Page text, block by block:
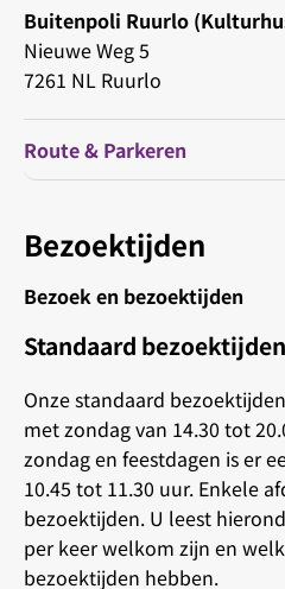
Buitenpoli Ruurlo
Nieuwe Weg 5
7261 NL Ruurlo
Route & Parkeren
Bezoektijden
Bezoek en bezoektijden
Standaard bezoektijden
Onze standaard
met zondag van 14.30 tot
zondag en feestdagen is er
10.45 tot 11.30 uur. Enkele
bezoektijden. U leest
per keer welkom zijn en
bezoektijden hebben.